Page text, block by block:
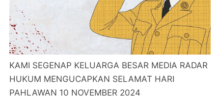
KAMI SEGENAP KELUARGA BESAR MEDIA RADAR
HUKUM MENGUCAPKAN SELAMAT HARI
PAHLAWAN 10 NOVEMBER 2024